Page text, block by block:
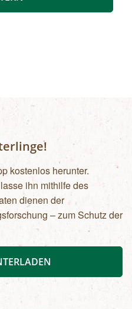
kostenlos herunter.
ihn mithilfe des
dienen der
– zum Schutz der